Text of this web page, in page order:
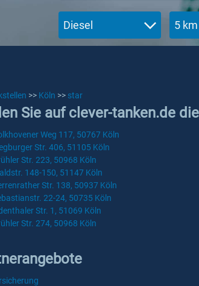
Diesel 5 km
>> Köln >> star
Sie auf clever-tanken.de
Weg 117, 50767 Köln
Str. 406, 51105 Köln
Str. 223, 50968 Köln
148-150, 51147 Köln
Str. 138, 50937 Köln
22-24, 50735 Köln
Str. 1, 51069 Köln
Str. 274, 50968 Köln